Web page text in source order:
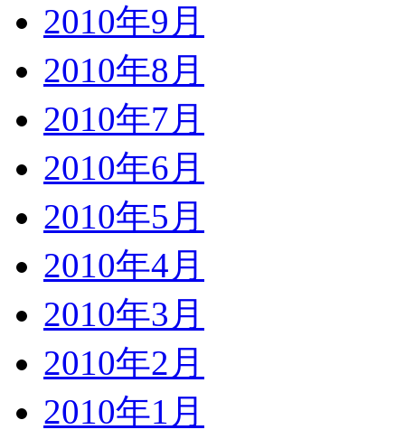
2010年9月
2010年8月
2010年7月
2010年6月
2010年5月
2010年4月
2010年3月
2010年2月
2010年1月